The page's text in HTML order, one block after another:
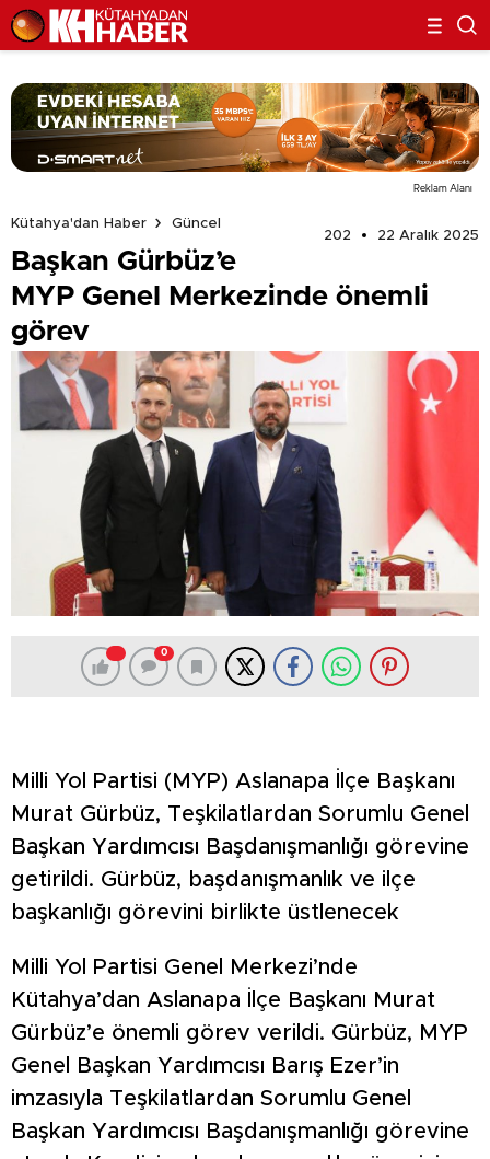
Reklam Alanı
Kütahya'dan Haber
Güncel
202
22 Aralık 2025
Başkan Gürbüz’e
MYP Genel Merkezinde önemli
görev
0
Milli Yol Partisi (MYP) Aslanapa İlçe Başkanı
Murat Gürbüz, Teşkilatlardan Sorumlu Genel
Başkan Yardımcısı Başdanışmanlığı görevine
getirildi. Gürbüz, başdanışmanlık ve ilçe
başkanlığı görevini birlikte üstlenecek
Milli Yol Partisi Genel Merkezi’nde
Kütahya’dan Aslanapa İlçe Başkanı Murat
Gürbüz’e önemli görev verildi. Gürbüz, MYP
Genel Başkan Yardımcısı Barış Ezer’in
imzasıyla Teşkilatlardan Sorumlu Genel
Başkan Yardımcısı Başdanışmanlığı görevine